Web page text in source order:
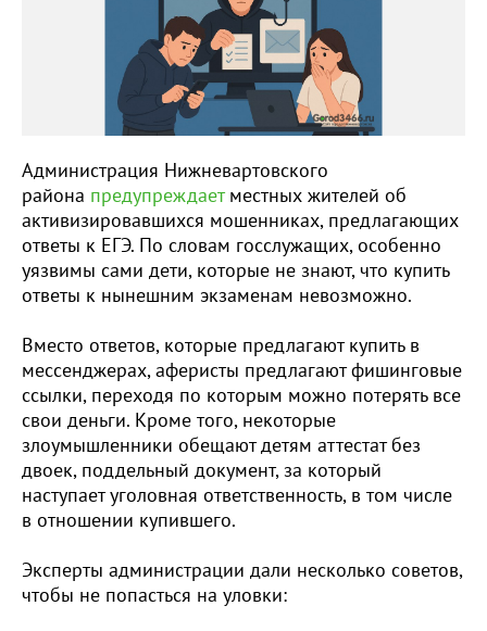
Администрация Нижневартовского
района предупреждаетместных жителей об
активизировавшихся мошенниках, предлагающих
ответы к ЕГЭ. По словам госслужащих, особенно
уязвимы сами дети, которые не знают, что купить
ответы к нынешним экзаменам невозможно.
Вместо ответов, которые предлагают купить в
мессенджерах, аферисты предлагают фишинговые
ссылки, переходя по которым можно потерять все
свои деньги. Кроме того, некоторые
злоумышленники обещают детям аттестат без
двоек, поддельный документ, за который
наступает уголовная ответственность, в том числе
в отношении купившего.
Эксперты администрации дали несколько советов,
чтобы не попасться на уловки: